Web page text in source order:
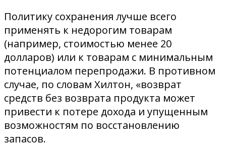
Политику сохранения лучше всего
применять к недорогим товарам
(например, стоимостью менее 20
долларов) или к товарам с минимальным
потенциалом перепродажи. В противном
случае, по словам Хилтон, «возврат
средств без возврата продукта может
привести к потере дохода и упущенным
возможностям по восстановлению
запасов.